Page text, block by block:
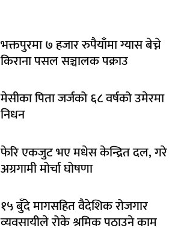
भक्तपुरमा ७ हजार रुपैयाँमा ग्यास बेच्ने
किराना पसल सञ्चालक पक्राउ
मेसीका पिता जर्जको ६८ वर्षको उमेरमा
निधन
फेरि एकजुट भए मधेस केन्द्रित दल, गरे
अग्रगामी मोर्चा घोषणा
१५ बुँदे मागसहित वैदेशिक रोजगार
व्यवसायीले रोके श्रमिक पठाउने काम